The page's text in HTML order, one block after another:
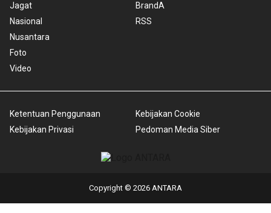
Jagat
Nasional
Nusantara
Foto
Video
BrandA
RSS
Ketentuan Penggunaan
Kebijakan Privasi
Kebijakan Cookie
Pedoman Media Siber
Copyright © 2026 ANTARA